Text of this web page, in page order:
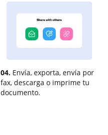
04. Envía, exporta, envía por
fax, descarga o imprime tu
documento.